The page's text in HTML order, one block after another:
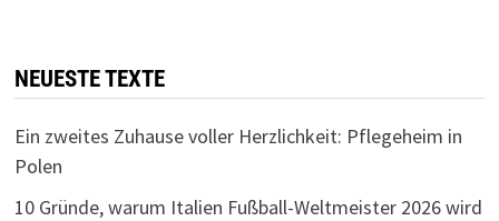
NEUESTE TEXTE
Ein zweites Zuhause voller Herzlichkeit: Pflegeheim in
Polen
10 Gründe, warum Italien Fußball-Weltmeister 2026 wird